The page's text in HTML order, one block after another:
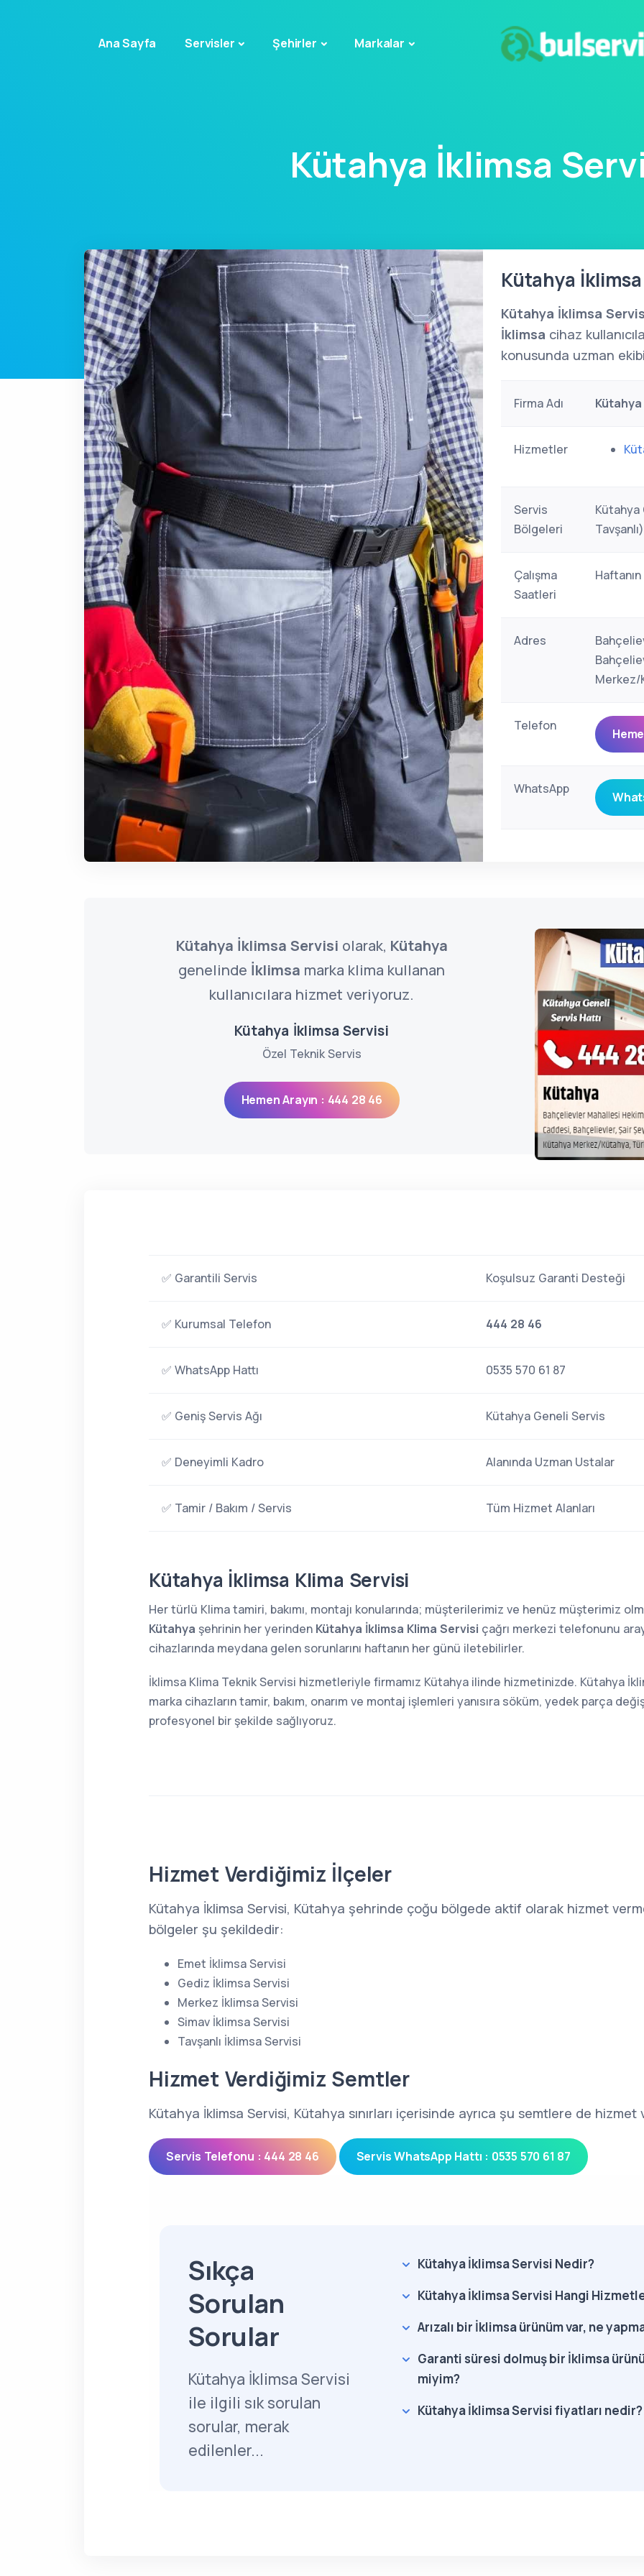
Ana Sayfa Servisler Şehirler Markalar
Kütahya İklimsa
Kütahya
Kütahya İklimsa
İklimsa cihaz
konusunda uzman
Firma Adı
Hizmetler
Servis
Bölgeleri
Kütahya
Tavşanlı)
Çalışma
Saatleri
Adres
Merkez/
Telefon
WhatsApp
Kütahya İklimsa Servisi olarak, Kütahya
genelinde İklimsa marka klima kullanan
kullanıcılara hizmet veriyoruz.
Kütahya İklimsa Servisi
Özel Teknik Servis
Hemen Arayın : 444 28 46
✅ Garantili Servis Koşulsuz Garanti Desteği
✅ Kurumsal Telefon 444 28 46
✅ WhatsApp Hattı 0535 570 61 87
✅ Geniş Servis Ağı Kütahya Geneli Servis
✅ Deneyimli Kadro Alanında Uzman Ustalar
✅ Tamir / Bakım / Servis Tüm Hizmet Alanları
Kütahya İklimsa Klima Servisi
Her türlü Klima tamiri, bakımı, montajı konularında; müşterilerimiz ve henüz müşterimiz
Kütahya şehrinin her yerinden Kütahya İklimsa Klima Servisi çağrı merkezi telefonunu
cihazlarında meydana gelen sorunlarını haftanın her günü iletebilirler.
İklimsa Klima Teknik Servisi hizmetleriyle firmamız Kütahya ilinde hizmetinizde. Kütahya
marka cihazların tamir, bakım, onarım ve montaj işlemleri yanısıra söküm, yedek parça
profesyonel bir şekilde sağlıyoruz.
Hizmet Verdiğimiz İlçeler
Kütahya İklimsa Servisi, Kütahya şehrinde çoğu bölgede aktif olarak hizmet
bölgeler şu şekildedir:
Emet İklimsa Servisi
Gediz İklimsa Servisi
Merkez İklimsa Servisi
Simav İklimsa Servisi
Tavşanlı İklimsa Servisi
Hizmet Verdiğimiz Semtler
Kütahya İklimsa Servisi, Kütahya sınırları içerisinde ayrıca şu semtlere de
Servis Telefonu : 444 28 46 Servis WhatsApp Hattı : 0535 570 61 87
Sıkça
Sorulan
Sorular
Kütahya İklimsa Servisi
ile ilgili sık sorulan
sorular, merak
edilenler...
Kütahya İklimsa Servisi Nedir?
Kütahya İklimsa Servisi Hangi
Arızalı bir İklimsa ürünüm var, ne
Garanti süresi dolmuş bir İklimsa
miyim?
Kütahya İklimsa Servisi fiyatları nedir?